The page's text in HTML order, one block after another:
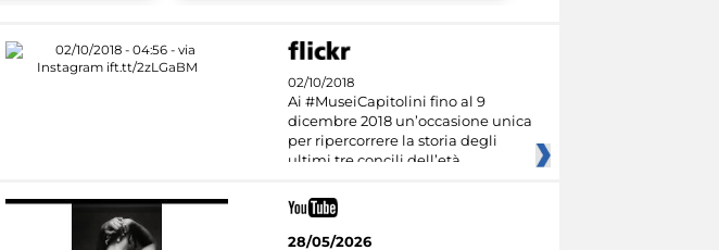
02/10/2018
Ai #MuseiCapitolini fino al 9
dicembre 2018 un’occasione unica
per ripercorrere la storia degli
ultimi tre concili dell’età
28/05/2026